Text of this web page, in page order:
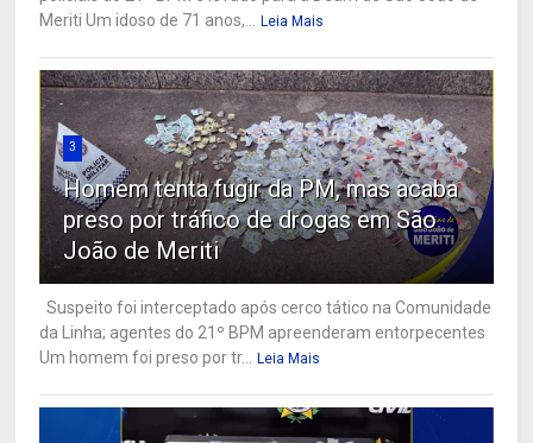
Meriti Um idoso de 71 anos,... Leia Mais
3
Homem tenta fugir da PM, mas acaba
preso por tráfico de drogas em São
João de Meriti
Suspeito foi interceptado após cerco tático na Comunidade
da Linha; agentes do 21º BPM apreenderam entorpecentes
Um homem foi preso por tr... Leia Mais